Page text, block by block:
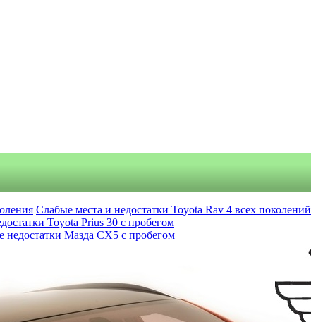
Слабые места и недостатки Toyota Rav 4 всех поколений
Toyota Prius 30 с пробегом
недостатки Мазда СХ5 с пробегом